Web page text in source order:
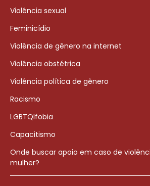
Violência sexual
Feminicídio
Violência de gênero na internet
Violência obstétrica
Violência política de gênero
Racismo
LGBTQIfobia
Capacitismo
Onde buscar apoio em caso de
mulher?